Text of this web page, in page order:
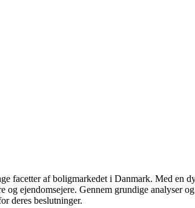
facetter af boligmarkedet i Danmark. Med en
ejendomsejere. Gennem grundige analyser
deres beslutninger.